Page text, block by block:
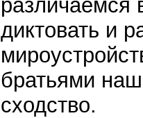
различаемся
диктовать и
братьями
сходство.